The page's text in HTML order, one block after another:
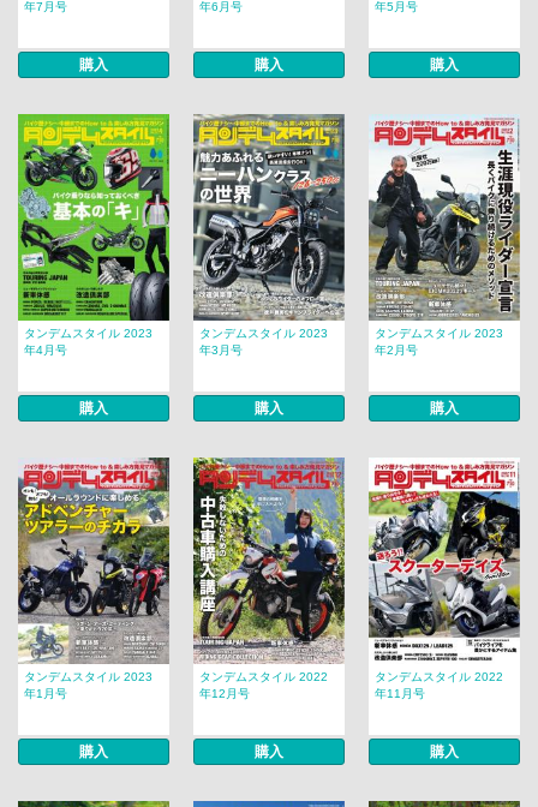
年7月号
購入
年6月号
購入
年5月号
購入
タンデムスタイル 2023
年4月号
購入
タンデムスタイル 2023
年3月号
購入
タンデムスタイル 2023
年2月号
購入
タンデムスタイル 2023
年1月号
購入
タンデムスタイル 2022
年12月号
購入
タンデムスタイル 2022
年11月号
購入